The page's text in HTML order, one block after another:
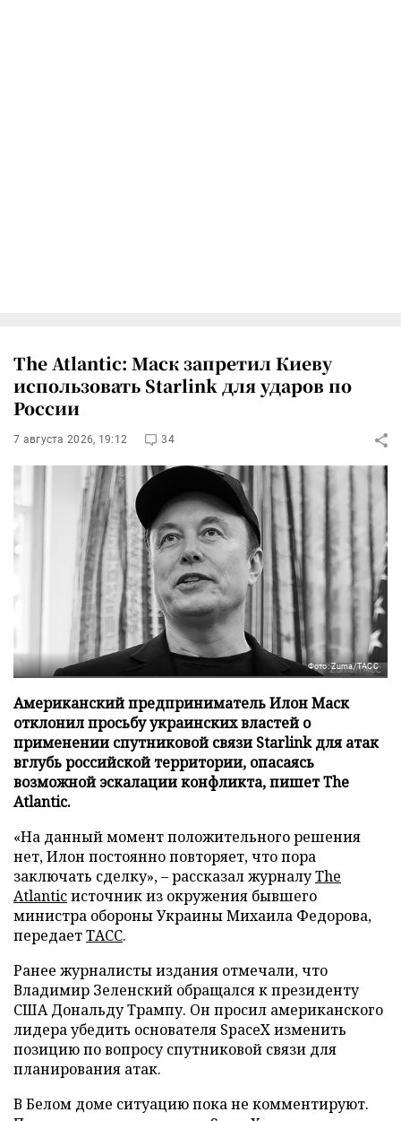
The Atlantic: Маск запретил Киеву
использовать Starlink для ударов по
России
7 августа 2026, 19:12 34
Фото: Zuma/ТАСС
Американский предприниматель Илон Маск
отклонил просьбу украинских властей о
применении спутниковой связи Starlink для атак
вглубь российской территории, опасаясь
возможной эскалации конфликта, пишет The
Atlantic.
«На данный момент положительного решения
нет, Илон постоянно повторяет, что пора
заключать сделку», – рассказал журналуThe
Atlanticисточник из окружения бывшего
министра обороны Украины Михаила Федорова,
передаетТАСС.
Ранее журналисты издания отмечали, что
Владимир Зеленский обращался к президенту
США Дональду Трампу. Он просил американского
лидера убедить основателя SpaceX изменить
позицию по вопросу спутниковой связи для
планирования атак.
В Белом доме ситуацию пока не комментируют.